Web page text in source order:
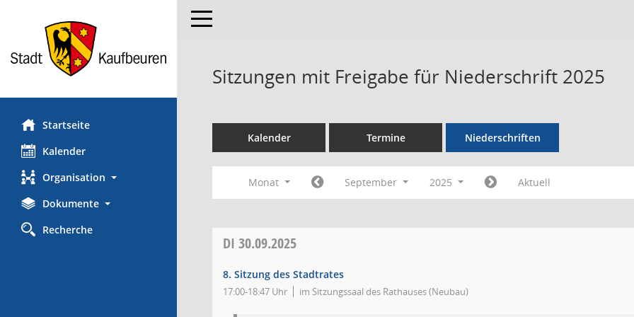
Startseite
Kalender
Organisation
Dokumente
Recherche
Toggle navigation
Sitzungen mit Freigabe für Niederschrift 2025
Kalender Termine Niederschriften
Monat September 2025 Aktuell
DI 30.09.2025
8. Sitzung des Stadtrates
17:00-18:47 Uhr im Sitzungssaal des Rathauses (Neubau)